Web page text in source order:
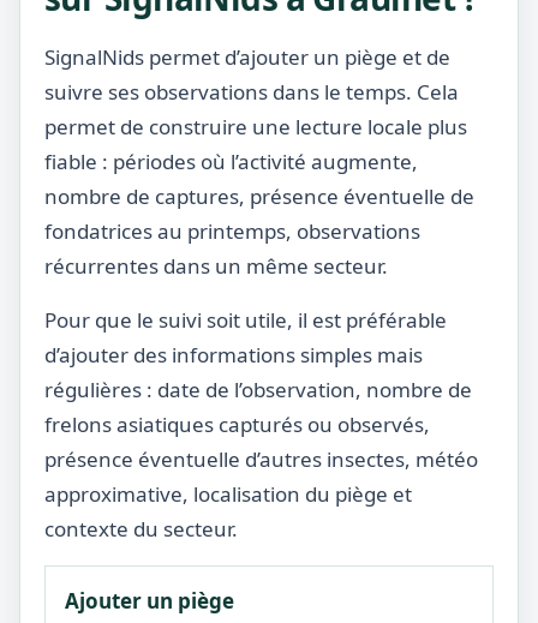
SignalNids permet d’ajouter un piège et de
suivre ses observations dans le temps. Cela
permet de construire une lecture locale plus
fiable : périodes où l’activité augmente,
nombre de captures, présence éventuelle de
fondatrices au printemps, observations
récurrentes dans un même secteur.
Pour que le suivi soit utile, il est préférable
d’ajouter des informations simples mais
régulières : date de l’observation, nombre de
frelons asiatiques capturés ou observés,
présence éventuelle d’autres insectes, météo
approximative, localisation du piège et
contexte du secteur.
Ajouter un piège